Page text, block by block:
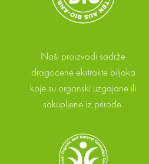
Naši proizvodi sadrže
dragocene ekstrakte biljaka
koje su organski uzgajane ili
sakupljene iz prirode.